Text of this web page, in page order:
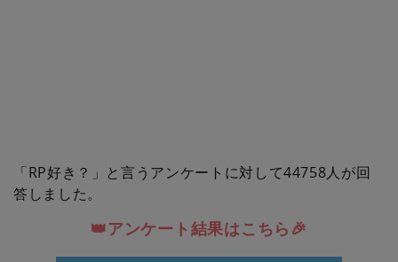
「RP好き？」と言うアンケートに対して44758人が回
答しました。
👑アンケート結果はこちら🎉